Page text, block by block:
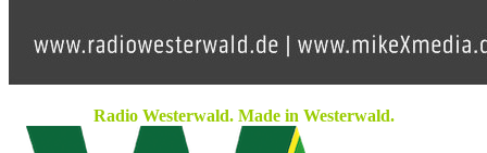
Radio Westerwald. Made in Westerwald.